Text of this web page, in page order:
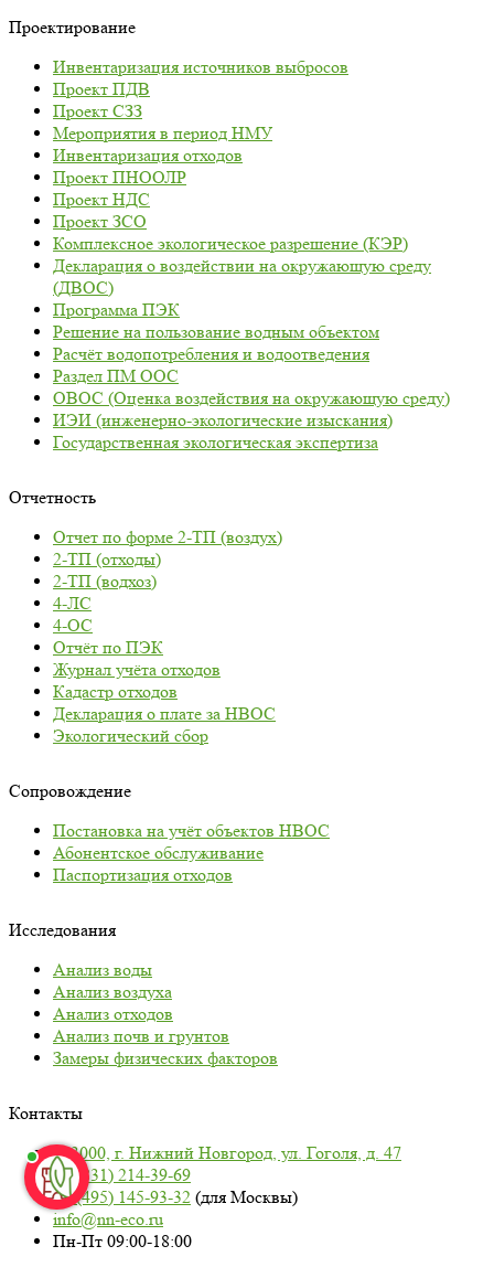
Проектирование
Инвентаризация источников выбросов
Проект ПДВ
Проект СЗЗ
Мероприятия в период НМУ
Инвентаризация отходов
Проект ПНООЛР
Проект НДС
Проект ЗСО
Комплексное экологическое разрешение (КЭР)
Декларация о воздействии на окружающую среду
(ДВОС)
Программа ПЭК
Решение на пользование водным объектом
Расчёт водопотребления и водоотведения
Раздел ПМ ООС
ОВОС (Оценка воздействия на окружающую среду)
ИЭИ (инженерно-экологические изыскания)
Государственная экологическая экспертиза
Отчетность
Отчет по форме 2-ТП (воздух)
2-ТП (отходы)
2-ТП (водхоз)
4-ЛС
4-ОС
Отчёт по ПЭК
Журнал учёта отходов
Кадастр отходов
Декларация о плате за НВОС
Экологический сбор
Сопровождение
Постановка на учёт объектов НВОС
Абонентское обслуживание
Паспортизация отходов
Исследования
Анализ воды
Анализ воздуха
Анализ отходов
Анализ почв и грунтов
Замеры физических факторов
Контакты
603000, г. Нижний Новгород, ул. Гоголя, д. 47
+7 (831) 214-39-69
+7 (495) 145-93-32 (для Москвы)
info@nn-eco.ru
Пн-Пт 09:00-18:00